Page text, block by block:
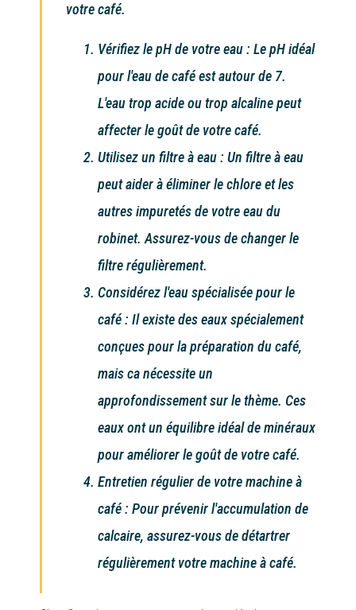
votre café.
Vérifiez le pH de votre eau : Le pH idéal
pour l'eau de café est autour de 7.
L'eau trop acide ou trop alcaline peut
affecter le goût de votre café.
Utilisez un filtre à eau : Un filtre à eau
peut aider à éliminer le chlore et les
autres impuretés de votre eau du
robinet. Assurez-vous de changer le
filtre régulièrement.
Considérez l'eau spécialisée pour le
café : Il existe des eaux spécialement
conçues pour la préparation du café,
mais ca nécessite un
approfondissement sur le thème. Ces
eaux ont un équilibre idéal de minéraux
pour améliorer le goût de votre café.
Entretien régulier de votre machine à
café : Pour prévenir l'accumulation de
calcaire, assurez-vous de détartrer
régulièrement votre machine à café.